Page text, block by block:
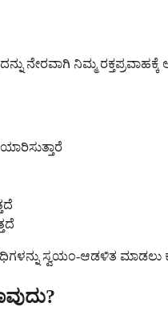
ನೇರವಾಗಿ ನಿಮ್ಮ
ಆಡಳಿತ ಮಾಡಲು